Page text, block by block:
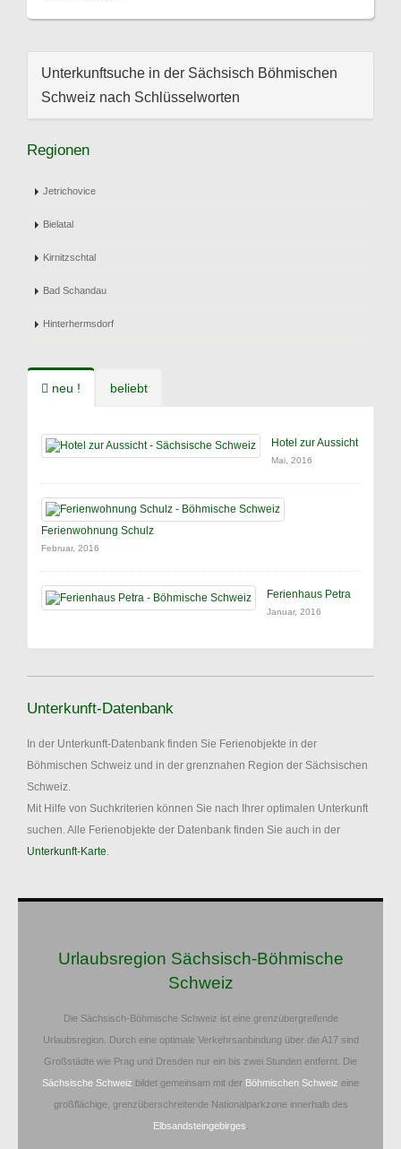
Unterkunftsuche in der Sächsisch Böhmischen
Schweiz nach Schlüsselworten
Regionen
Jetrichovice
Bielatal
Kirnitzschtal
Bad Schandau
Hinterhermsdorf
neu ! beliebt
Hotel zur Aussicht
Mai, 2016
Ferienwohnung Schulz
Februar, 2016
Ferienhaus Petra
Januar, 2016
Unterkunft-Datenbank
In der Unterkunft-Datenbank finden Sie Ferienobjekte in der
Böhmischen Schweiz und in der grenznahen Region der Sächsischen
Schweiz.
Mit Hilfe von Suchkriterien können Sie nach Ihrer optimalen Unterkunft
suchen. Alle Ferienobjekte der Datenbank finden Sie auch in der
Unterkunft-Karte.
Urlaubsregion Sächsisch-Böhmische
Schweiz
Die Sächsisch-Böhmische Schweiz ist eine grenzübergreifende
Urlaubsregion. Durch eine optimale Verkehrsanbindung über die A17 sind
Großstädte wie Prag und Dresden nur ein bis zwei Stunden entfernt. Die
Sächsische Schweiz bildet gemeinsam mit der Böhmischen Schweiz eine
großflächige, grenzüberschreitende Nationalparkzone innerhalb des
Elbsandsteingebirges